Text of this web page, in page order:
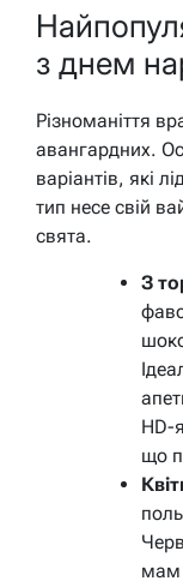
з днем
Різноманіття
авангардних.
варіантів, які
тип несе свій
свята.
З
HD-
що
мам